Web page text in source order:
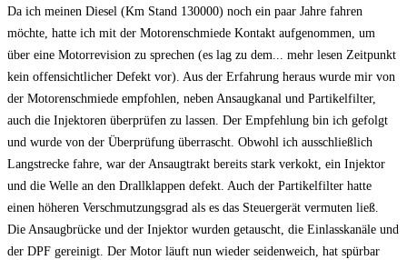
Da ich meinen Diesel (Km Stand 130000) noch ein paar Jahre fahren
möchte, hatte ich mit der Motorenschmiede Kontakt aufgenommen, um
über eine Motorrevision zu sprechen (es lag zu dem... mehr lesen Zeitpunkt
kein offensichtlicher Defekt vor). Aus der Erfahrung heraus wurde mir von
der Motorenschmiede empfohlen, neben Ansaugkanal und Partikelfilter,
auch die Injektoren überprüfen zu lassen. Der Empfehlung bin ich gefolgt
und wurde von der Überprüfung überrascht. Obwohl ich ausschließlich
Langstrecke fahre, war der Ansaugtrakt bereits stark verkokt, ein Injektor
und die Welle an den Drallklappen defekt. Auch der Partikelfilter hatte
einen höheren Verschmutzungsgrad als es das Steuergerät vermuten ließ.
Die Ansaugbrücke und der Injektor wurden getauscht, die Einlasskanäle und
der DPF gereinigt. Der Motor läuft nun wieder seidenweich, hat spürbar